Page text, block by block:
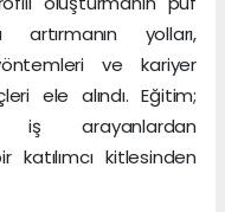
yolları,
ve kariyer
ele alındı. Eğitim;
iş arayanlardan
kitlesinden